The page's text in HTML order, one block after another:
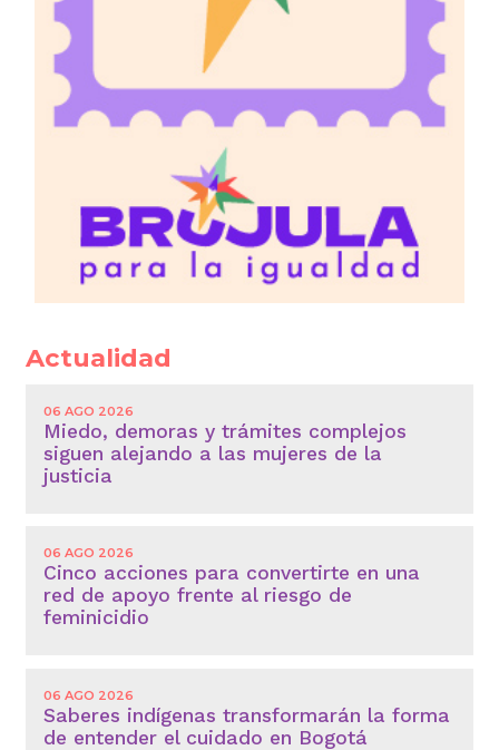
Actualidad
06 AGO 2026
Miedo, demoras y trámites complejos
siguen alejando a las mujeres de la
justicia
06 AGO 2026
Cinco acciones para convertirte en una
red de apoyo frente al riesgo de
feminicidio
06 AGO 2026
Saberes indígenas transformarán la forma
de entender el cuidado en Bogotá